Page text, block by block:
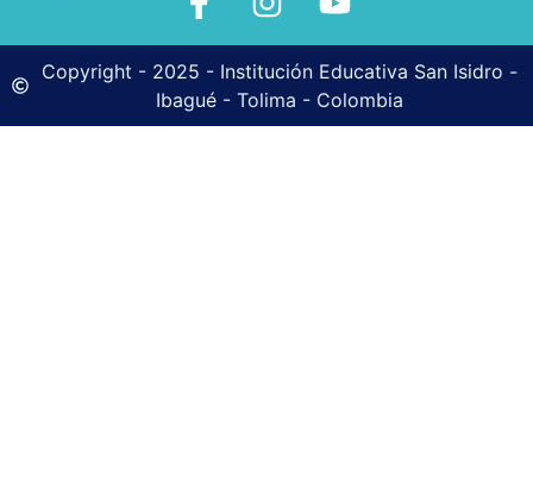
Copyright - 2025 - Institución Educativa San Isidro -
Ibagué - Tolima - Colombia